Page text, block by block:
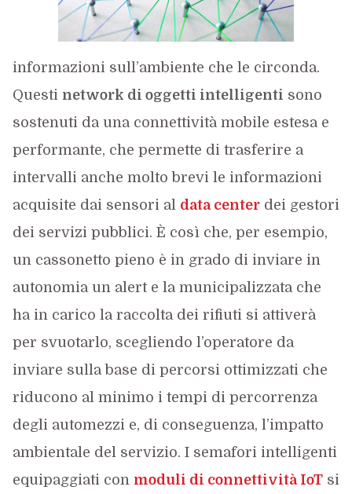
informazioni sull’ambiente che le circonda.
Questi network di oggetti intelligenti sono
sostenuti da una connettività mobile estesa e
performante, che permette di trasferire a
intervalli anche molto brevi le informazioni
acquisite dai sensori al data centerdei gestori
dei servizi pubblici. È così che, per esempio,
un cassonetto pieno è in grado di inviare in
autonomia un alert e la municipalizzata che
ha in carico la raccolta dei rifiuti si attiverà
per svuotarlo, scegliendo l’operatore da
inviare sulla base di percorsi ottimizzati che
riducono al minimo i tempi di percorrenza
degli automezzi e, di conseguenza, l’impatto
ambientale del servizio. I semafori intelligenti
equipaggiati con moduli di connettività IoTsi